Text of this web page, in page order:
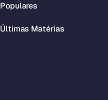
Populares
Últimas Matérias